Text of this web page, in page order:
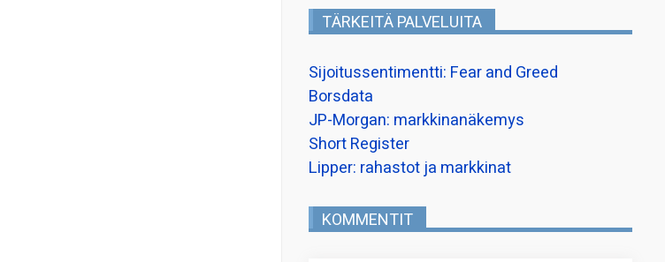
TÄRKEITÄ PALVELUITA
Sijoitussentimentti: Fear and Greed
Borsdata
JP-Morgan: markkinanäkemys
Short Register
Lipper: rahastot ja markkinat
KOMMENTIT